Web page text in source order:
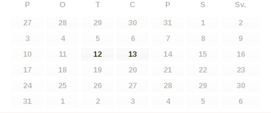
P O T C P S Sv.
27 28 29 30 31 1
2
3
4 5 6 7 8
9
10
11 12 13 14 15
16
17
18 19 20 21 22
23
24
25 26 27 28 29
30
31
1 2 3 4 5 6